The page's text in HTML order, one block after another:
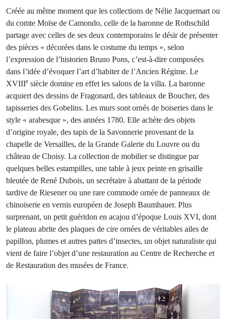
Créée au même moment que les collections de Nélie Jacquemart ou
du comte Moïse de Camondo, celle de la baronne de Rothschild
partage avec celles de ses deux contemporains le désir de présenter
des pièces « décorées dans le costume du temps », selon
l’expression de l’historien Bruno Pons, c’est-à-dire composées
dans l’idée d’évoquer l’art d’habiter de l’Ancien Régime. Le
XVIIIe siècle domine en effet les salons de la villa. La baronne
acquiert des dessins de Fragonard, des tableaux de Boucher, des
tapisseries des Gobelins. Les murs sont ornés de boiseries dans le
style « arabesque », des années 1780. Elle achète des objets
d’origine royale, des tapis de la Savonnerie provenant de la
chapelle de Versailles, de la Grande Galerie du Louvre ou du
château de Choisy. La collection de mobilier se distingue par
quelques belles estampilles, une table à jeux peinte en grisaille
bleutée de René Dubois, un secrétaire à abattant de la période
tardive de Riesener ou une rare commode ornée de panneaux de
chinoiserie en vernis européen de Joseph Baumhauer. Plus
surprenant, un petit guéridon en acajou d’époque Louis XVI, dont
le plateau abrite des plaques de cire ornées de véritables ailes de
papillon, plumes et autres pattes d’insectes, un objet naturaliste qui
vient de faire l’objet d’une restauration au Centre de Recherche et
de Restauration des musées de France.